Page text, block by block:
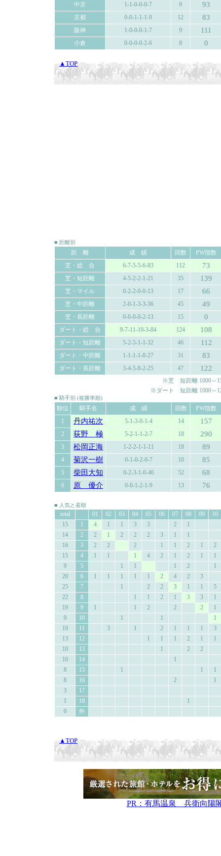
中京 1-1-0-0-0-7 9 93
京都 0-0-1-1-1-9 12 83
阪神 1-0-0-0-1-7 9 111
小倉 0-0-0-0-2-6 8 0
▲TOP
■ 距離別
距 離 成 績 回数
PW指数
芝・総 合
6-7-5-5-6-83 112 73
芝・短距離 4-5-2-2-1-21 35 139
芝・マイル 0-2-2-0-0-13 17 66
芝・中距離 2-0-1-3-3-36 45 49
芝・長距離 0-0-0-0-2-13 15 0
ダート・総 合 9-7-11-10-3-84 124 108
ダート・短距離 5-2-5-1-1-32 46 112
ダート・中距離 1-1-1-1-0-27 31 83
ダート・長距離 3-4-5-8-2-25 47 122
※芝 短距離 1000～
※ダート 短距離 1000～
■ 騎手別 (複勝率順)
順位 騎手名 成 績 回数
PW指数
1
丹内祐次 5-1-3-0-1-4 14 157
2 荻野 極 5-2-1-1-2-7 18 290
3 松岡正海 1-2-2-1-1-11 18 89
4 菊沢一樹 0-1-0-2-0-7 10 85
5 柴田大知 0-2-3-1-0-46 52 68
6 原 優介 0-0-1-2-1-9 13 76
■ 人気と着順
total 01 02 03 04 05 06 07 08 09
10
15
1 4 1 1 3 3 2
1
14
2 2 1 2 2 2 3 1
1
16
3 2 2 2 1 1 2 1
2
15
4 1 1 1 4 2 1 2 1
1
9
5 1 1 1 2
1
20
6 1 1 1 1 1 2 4 2
3
25
7 1 2 2 3 1 1
5
22
8 1 1 2 1 3 3
1
19
9 1 1 2 2 2
1
9
10 1 1
1
19
11 3 1 2 1 1 1
3
13
12 1 1 1 2 1
1
10
13 1 2
2
10
14
1
8
15 1 1
1
8
16 2
1
3
17
1
18
1
0
外
▲TOP
PR：有馬温泉 兵衛向陽